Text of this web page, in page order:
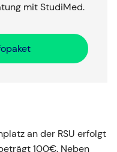
mit StudiMed.
an der RSU erfolgt
100€. Neben